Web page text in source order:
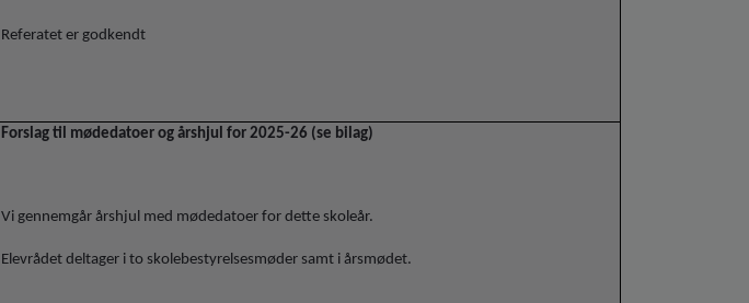
Referatet er godkendt
Forslag til mødedatoer og årshjul for 2025-26 (se bilag)
Vi gennemgår årshjul med mødedatoer for dette skoleår.
Elevrådet deltager i to skolebestyrelsesmøder samt i årsmødet.